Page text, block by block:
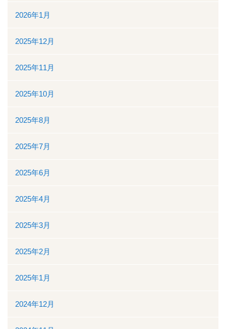
医事課
臨床工学課
地域医療連携
地域医療連携の業務
患者様の紹介
医療福祉相談
高額医療機器共同利用
関係医療機関
セカンドオピニオン外来
2026年1月
2025年12月
2025年11月
2025年10月
2025年8月
2025年7月
2025年6月
2025年4月
2025年3月
2025年2月
2025年1月
2024年12月